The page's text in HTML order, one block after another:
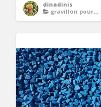
dinadinis
gravillon pour allee